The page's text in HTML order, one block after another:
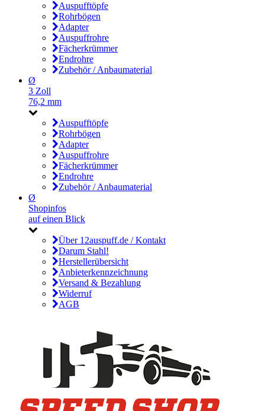
Auspufftöpfe
Rohrbögen
Adapter
Auspuffrohre
Fächerkrümmer
Endrohre
Zubehör / Anbaumaterial
Ø
3 Zoll
76,2 mm
Auspufftöpfe
Rohrbögen
Adapter
Auspuffrohre
Fächerkrümmer
Endrohre
Zubehör / Anbaumaterial
Ø
Shopinfos
auf einen Blick
Über 12auspuff.de / Kontakt
Darum Stahl!
Herstellerübersicht
Anbieterkennzeichnung
Versand & Bezahlung
Widerruf
AGB